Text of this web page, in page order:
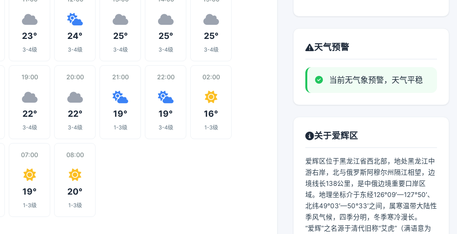
23°
3-4级
24°
3-4级
25°
3-4级
25°
3-4级
25°
3-4级
19:00
22°
3-4级
20:00
22°
3-4级
21:00
19°
1-3级
22:00
19°
3-4级
02:00
16°
1-3级
07:00
19°
1-3级
08:00
20°
1-3级
天气预警
当前无气象预警，天气平稳
关于爱辉区
爱辉区位于黑龙江省西北部，地处黑龙江中
游右岸，北与俄罗斯阿穆尔州隔江相望，边
境线长138公里，是中俄边境重要口岸区
域。地理坐标介于东经126°09′—127°50′、
北纬49°03′—50°33′之间，属寒温带大陆性
季风气候，四季分明，冬季寒冷漫长。
“爱辉”之名源于清代旧称“艾虎”（满语意为